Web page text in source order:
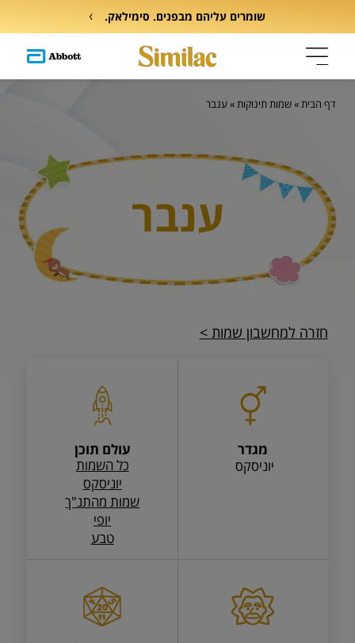
שומרים עליהם מבפנים. סימילאק.
ענבר
דף הבית»שמות תינוקות»ענבר
חזרה למחשבון שמות >
מגדר
יוניסקס
עולם תוכן
כל השמות
יוניסקס
שמות מהתנ"ך
יופי
טבע